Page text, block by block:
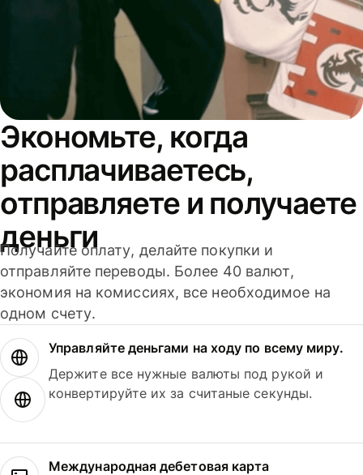
Экономьте, когда
расплачиваетесь,
отправляете и получаете
деньги
Получайте оплату, делайте покупки и
отправляйте переводы. Более 40 валют,
экономия на комиссиях, все необходимое на
одном счету.
Управляйте деньгами на ходу по всему миру.
Держите все нужные валюты под рукой и
конвертируйте их за считаные секунды.
Международная дебетовая карта